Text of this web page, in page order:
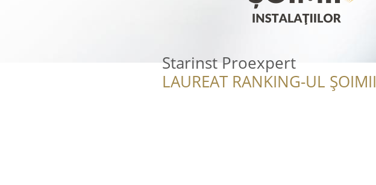
Starinst Proexpert
LAUREAT RANKING-UL ȘOIMII